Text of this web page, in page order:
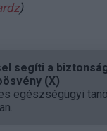
)
segíti a
(X)
egészségügyi